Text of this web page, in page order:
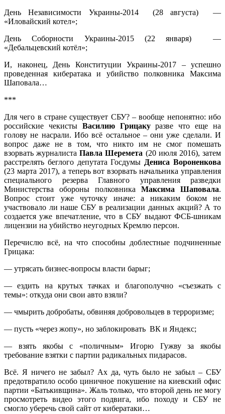
День Независимости Украины-2014 (28 августа) —
«Иловайский котел»;
День Соборности Украины-2015 (22 января) —
«Дебальцевский котёл»;
И, наконец, День Конституции Украины-2017 – успешно
проведенная кибератака и убийство полковника Максима
Шаповала…
***
Для чего в стране существует СБУ? – вообще непонятно: ибо
российские чекисты Василию Грицакуразве что еще на
голову не насрали. Ибо всё остальное – они уже сделали. И
вопрос даже не в том, что никто им не смог помешать
взорвать журналистаПавла Шеремета (20 июля 2016), затем
расстрелять беглого депутата Госдумы Дениса Вороненкова
(23 марта 2017), а теперь вот взорвать начальника управления
специального резерва Главного управления разведки
Министерства обороны полковника Максима Шаповала.
Вопрос стоит уже чуточку иначе: а никаким боком не
участвовало ли наше СБУ в реализации данных акций? А то
создается уже впечатление, что в СБУ выдают ФСБ-шникам
лицензии на убийство неугодных Кремлю персон.
Перечислю всё, на что способны доблестные подчиненные
Грицака:
— утрясать бизнес-вопросы власти барыг;
— ездить на крутых тачках и благополучно «съезжать с
темы»: откуда они свои авто взяли?
— чмырить добробаты, обвиняя добровольцев в терроризме;
— пусть «через жопу», но заблокировать ВК и Яндекс;
— взять якобы с «поличным» Игорю Гужву за якобы
требование взятки с партии радикальных пидарасов.
Всё. Я ничего не забыл? Ах да, чуть было не забыл – СБУ
предотвратило особо циничное покушение на киевский офис
партии «Батькивщина». Жаль только, что второй день не могу
просмотреть видео этого подвига, ибо походу и СБУ не
смогло уберечь свой сайт от кибератаки…